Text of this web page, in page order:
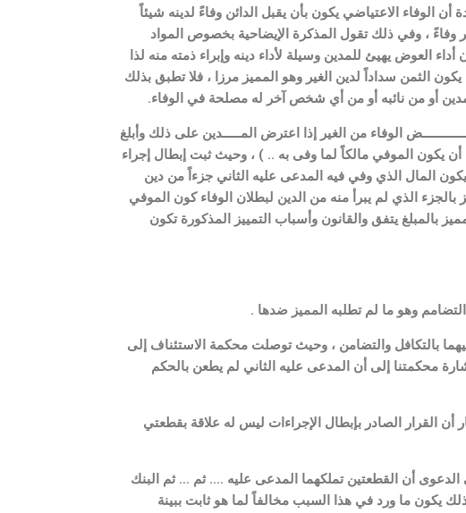
الوفاء الاعتياضي يكون بأن يقبل الدائن وفاءً لدينه شيئاً
وفاءً ، وفي ذلك تقول المذكرة الإيضاحية بخصوص المواد
العوض يهيئ للمدين وسيلة لأداء دينه وإبراء ذمته منه لذا
الثمن سداداً لدين الغير وهو المميز مرزا ، فلا تطبق بذلك
الوفاء من الغير إذا اعترض المـــــدين على ذلك وأبلغ
( يشترط للبراءة من الدين أن يكون الموفي مالكاً لما وفى به .. ) ، وحيث ثبت إبطال إجراء
المال الذي وفي فيه المدعى عليه الثاني جزءاً من دين
الذي لم يبرأ منه من الدين لبطلان الوفاء كون الموفي
المادة (318) المذكورة ، فيكون إلزام المميز بالمبلغ يتفق والقانون وأسباب التمييز المذكورة تكون
وهو ما لم تطلبه المميز ضدها .
بالتكافل والتضامن ، وحيث توصلت محكمة الاستئناف إلى
محكمتنا إلى أن المدعى عليه الثاني لم يطعن بالحكم
أن القرار الصادر بإبطال الإجراءات ليس له علاقة بقطعتي
من كتاب مدير تسجيل أراضي المفرق تاريخ 13/7/2021 المقدم في الدعوى أن القطعتين تملكهما المدعى عليه …. ثم … ثم البنك
صحائف القطع المذكورة بموجب قرار حكم محكمة المفرق رقم (256/2020) ، وبذلك يكون ما ورد في هذا السبب مخالفاً لما هو ثابت ببينة